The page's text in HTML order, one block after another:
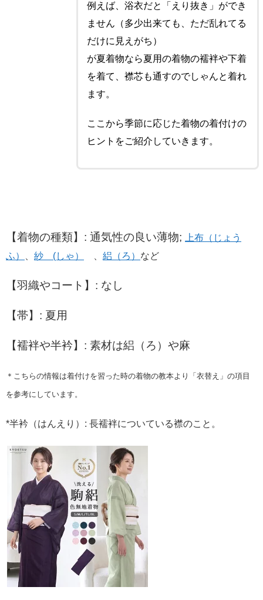
例えば、浴衣だと「えり抜き」ができ
ません（多少出来ても、ただ乱れてる
だけに見えがち）
が夏着物なら夏用の着物の襦袢や下着
を着て、襟芯も通すのでしゃんと着れ
ます。
ここから季節に応じた着物の着付けの
ヒントをご紹介していきます。
【着物の種類】: 通気性の良い薄物;
上布（じょう
ふ）
紗 (しゃ） 絽（ろ） など
【羽織やコート】: なし
【帯】: 夏用
【襦袢や半衿】: 素材は絽（ろ）や麻
＊こちらの情報は着付けを習った時の着物の教本より「衣替え」の項目
を参考にしています。
*半衿（はんえり）: 長襦袢についている襟のこと。